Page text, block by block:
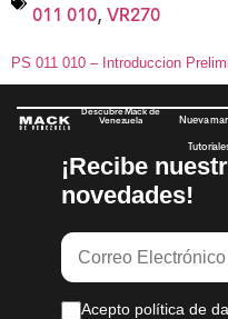
011 010, VR270
PS 011 010 – Introduccion
Descubre Mack de
Venezuela
Nueva
¡Recibe
novedades!
Acepto política de